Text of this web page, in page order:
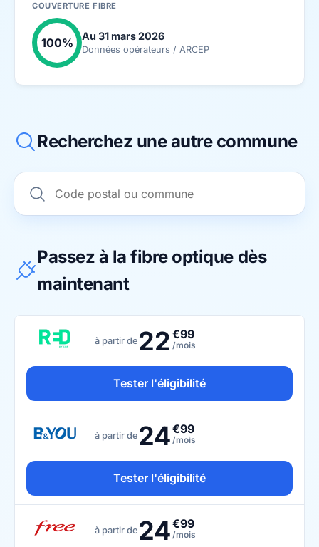
COUVERTURE FIBRE
100% Au 31 mars 2026
Données opérateurs / ARCEP
Recherchez une autre commune
Passez à la fibre optique dès
maintenant
à partir de 22 €99
/mois
Tester l'éligibilité
à partir de 24€99
/mois
Tester l'éligibilité
à partir de 24€99
/mois